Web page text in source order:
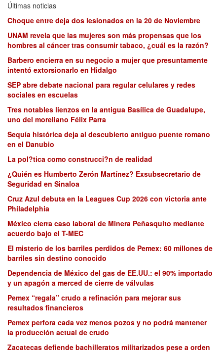
Últimas noticias
Choque entre deja dos lesionados en la 20 de Noviembre
UNAM revela que las mujeres son más propensas que los
hombres al cáncer tras consumir tabaco, ¿cuál es la razón?
Barbero encierra en su negocio a mujer que presuntamente
intentó extorsionarlo en Hidalgo
SEP abre debate nacional para regular celulares y redes
sociales en escuelas
Tres notables lienzos en la antigua Basílica de Guadalupe,
uno del moreliano Félix Parra
Sequía histórica deja al descubierto antiguo puente romano
en el Danubio
La pol?tica como construcci?n de realidad
¿Quién es Humberto Zerón Martínez? Exsubsecretario de
Seguridad en Sinaloa
Cruz Azul debuta en la Leagues Cup 2026 con victoria ante
Philadelphia
México cierra caso laboral de Minera Peñasquito mediante
acuerdo bajo el T-MEC
El misterio de los barriles perdidos de Pemex: 60 millones de
barriles sin destino conocido
Dependencia de México del gas de EE.UU.: el 90% importado
y un apagón a merced de cierre de válvulas
Pemex “regala” crudo a refinación para mejorar sus
resultados financieros
Pemex perfora cada vez menos pozos y no podrá mantener
la producción actual de crudo
Zacatecas defiende bachilleratos militarizados pese a orden